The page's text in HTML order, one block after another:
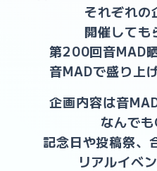
それぞれの
開催しても
第200回音MAD
音MADで盛り上
企画内容は音
なんでも
記念日や投稿祭、
リアルイベ